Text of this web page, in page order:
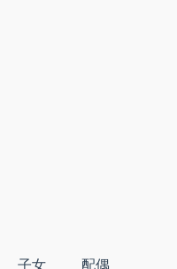
子女 配偶